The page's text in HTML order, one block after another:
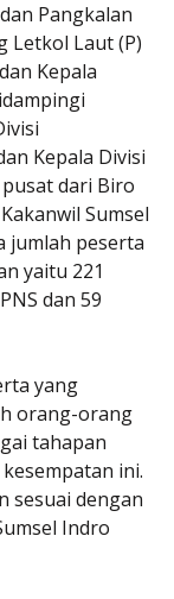
Pangkalan
Letkol Laut (P)
Kepala
Kepala Divisi
dari Biro
Sumsel
jumlah peserta
yaitu 221
dan 59
yang
orang-orang
tahapan
ini.
sesuai dengan
Indro